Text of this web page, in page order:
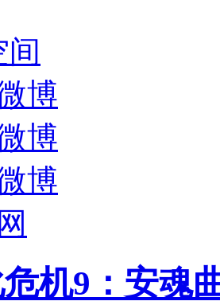
间
博
博
博
危机9：安魂